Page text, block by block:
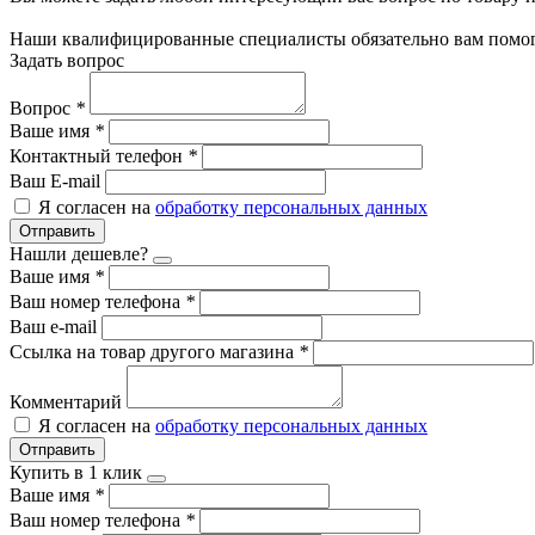
Наши квалифицированные специалисты обязательно вам
Задать вопрос
Вопрос *
Ваше имя *
Контактный телефон *
Ваш E-mail
Я согласен на обработку персональных данных
Отправить
Нашли дешевле?
Ваше имя *
Ваш номер телефона *
Ваш e-mail
Ссылка на товар другого магазина *
Комментарий
Я согласен на обработку персональных данных
Отправить
Купить в 1 клик
Ваше имя *
Ваш номер телефона *